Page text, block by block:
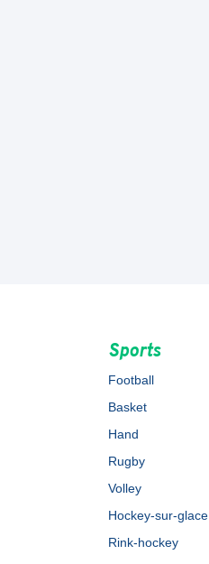
Sports
Football
Basket
Hand
Rugby
Volley
Hockey-sur-glace
Rink-hockey